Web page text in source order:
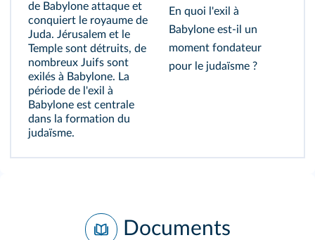
de Babylone attaque et
conquiert le royaume de
Juda. Jérusalem et le
Temple sont détruits, de
nombreux Juifs sont
exilés à Babylone. La
période de l'exil à
Babylone est centrale
dans la formation du
judaïsme.
En quoi l'exil à
Babylone est-il un
moment fondateur
pour le judaïsme ?
Documents